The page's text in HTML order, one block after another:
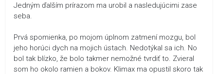
Jedným ďalším prírazom ma urobil a nasledujúcimi zase
seba.
Prvá spomienka, po mojom úplnom zatmení mozgu, bol
jeho horúci dych na mojich ústach. Nedotýkal sa ich. No
bol tak blízko, že bolo takmer nemožné tvrdiť to. Zvieral
som ho okolo ramien a bokov. Klimax ma opustil skoro tak